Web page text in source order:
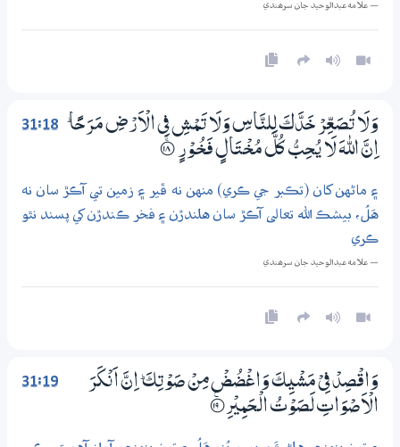
— علامه عبدالوحيد جان سرھندي
31:18
وَلَا تُصَعِّرْ خَدَّكَ لِلنَّاسِ وَلَا تَـمْشِ فِي الْاَرْضِ مَرَحًا ۭ
اِنَّ اللّٰهَ لَا يُـحِبُّ كُلَّ مُـخْـتَالٍ فَـخُــوْرٍ
؀ۚ18
۽ ماڻهن کان (تڪبر جي ڪري) منهن نه ڦير ۽ زمين تي آڪڙ سان نه
هَلُ، بيشڪ الله تعالى آڪڙ سان هلندڙن ۽ فخر ڪندڙن کي پسند نٿو
ڪري
— علامه عبدالوحيد جان سرھندي
31:19
وَاقْصِدْ فِيْ مَشْيِكَ وَاغْضُضْ مِنْ صَوْتِكَ ۭ اِنَّ اَنْكَرَ
الْاَصْوَاتِ لَصَوْتُ الْـحَمِيْرِ ؀ۧ19